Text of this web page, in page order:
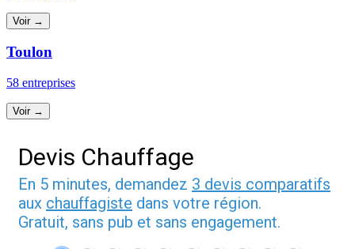
Voir →
Toulon
58 entreprises
Voir →
Devis Chauffage
En 5 minutes, demandez 3 devis comparatifs
aux chauffagiste dans votre région.
Gratuit, sans pub et sans engagement.